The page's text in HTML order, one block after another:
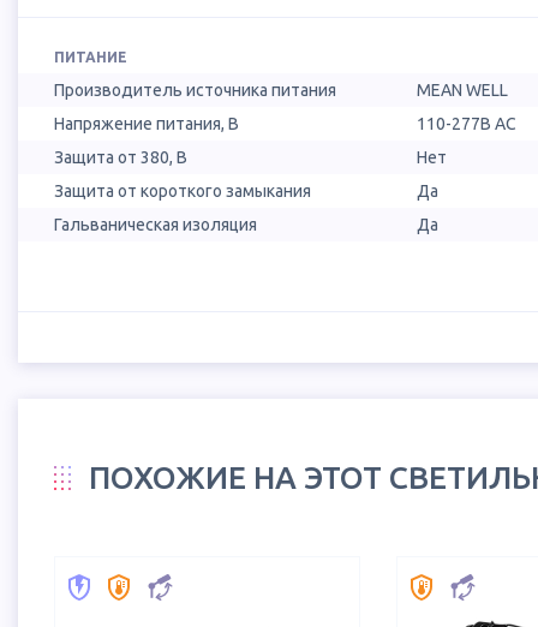
ПИТАНИЕ
Производитель источника питания
MEAN WELL
Напряжение питания, В
110-277В AC
Защита от 380, В
Нет
Защита от короткого замыкания
Да
Гальваническая изоляция
Да
ПОХОЖИЕ НА ЭТОТ